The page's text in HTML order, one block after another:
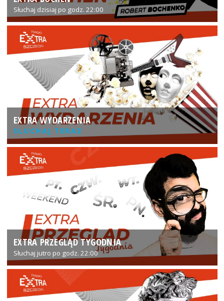
Słuchaj dzisiaj po godz. 22:00
EXTRA WYDARZENIA
SŁUCHAJ TERAZ
EXTRA PRZEGLĄD TYGODNIA
Słuchaj jutro po godz. 22:00